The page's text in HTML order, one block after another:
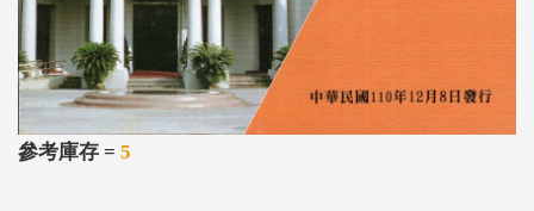
參考庫存 = 5